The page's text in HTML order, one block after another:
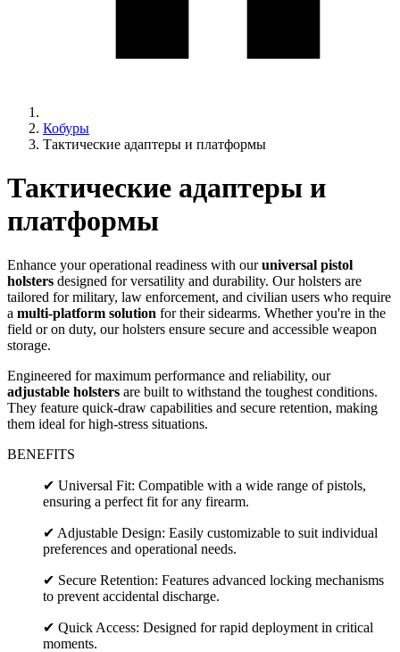
Кобуры
Тактические адаптеры и платформы
Тактические адаптеры и
платформы
Enhance your operational readiness with ouruniversal pistol
holsters designed for versatility and durability. Our holsters are
tailored for military, law enforcement, and civilian users who require
a multi-platform solution for their sidearms. Whether you're in the
field or on duty, our holsters ensure secure and accessible weapon
storage.
Engineered for maximum performance and reliability, our
adjustable holsters are built to withstand the toughest conditions.
They feature quick-draw capabilities and secure retention, making
them ideal for high-stress situations.
BENEFITS
✔ Universal Fit: Compatible with a wide range of pistols,
ensuring a perfect fit for any firearm.
✔ Adjustable Design: Easily customizable to suit individual
preferences and operational needs.
✔ Secure Retention: Features advanced locking mechanisms
to prevent accidental discharge.
✔ Quick Access: Designed for rapid deployment in critical
moments.